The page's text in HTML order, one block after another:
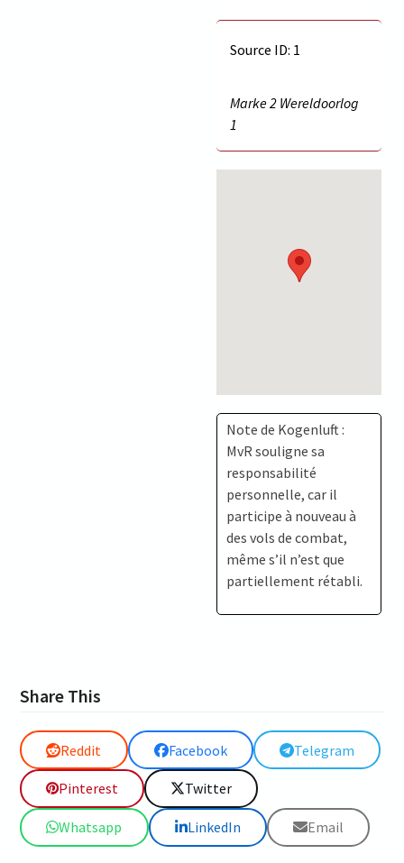
Source ID: 1
Marke 2 Wereldoorlog
1
Note de Kogenluft :
MvR souligne sa
responsabilité
personnelle, car il
participe à nouveau à
des vols de combat,
même s’il n’est que
partiellement rétabli.
Share This
Reddit Facebook Telegram
Pinterest Twitter
Whatsapp LinkedIn Email